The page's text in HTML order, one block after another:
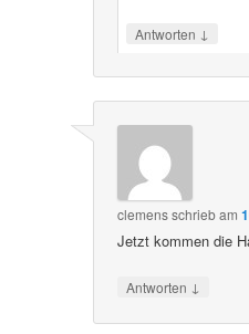
Antworten ↓
clemensschriebam
Jetzt kommen die
Antworten ↓